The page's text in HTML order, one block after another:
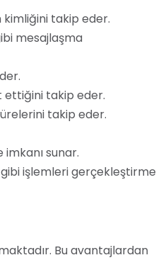
kimliğini takip eder.
mesajlaşma
takip eder.
takip eder.
sunar.
işlemleri gerçekleştirme
Bu avantajlardan